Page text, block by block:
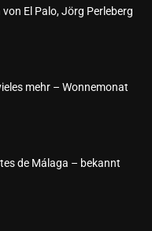
El Palo, Jörg Perleberg
mehr – Wonnemonat
de Málaga – bekannt